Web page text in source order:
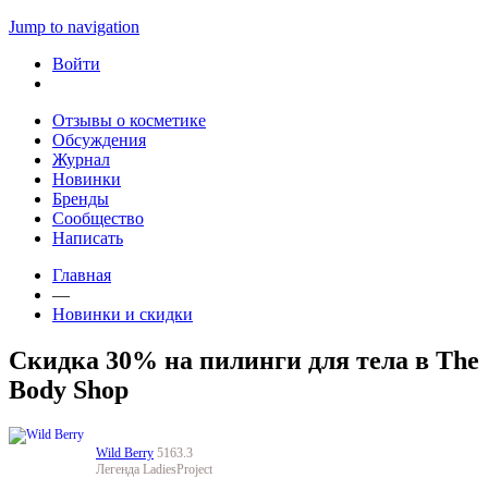
Jump to navigation
Войти
Отзывы о косметике
Обсуждения
Журнал
Новинки
Бренды
Сообщество
Написать
Главная
—
Новинки и скидки
Скидка 30% на пилинги для тела в The
Body Shop
Wild Berry 5163.3
Легенда LadiesProject